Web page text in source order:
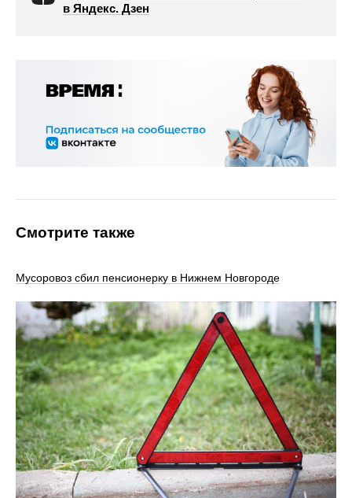
в Яндекс. Дзен
Смотрите также
Мусоровоз сбил пенсионерку в Нижнем Новгороде